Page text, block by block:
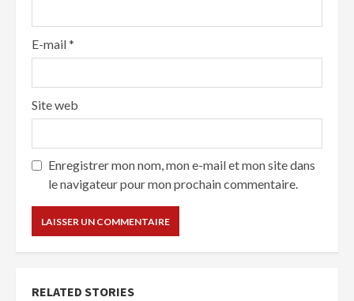
E-mail*
Site web
Enregistrer mon nom, mon e-mail et mon site dans
le navigateur pour mon prochain commentaire.
RELATED STORIES